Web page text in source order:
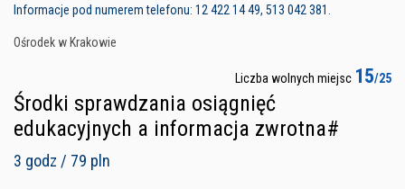
Informacje pod numerem telefonu: 12 422 14 49, 513 042 381.
Ośrodek w Krakowie
Liczba wolnych miejsc 15/25
Środki sprawdzania osiągnięć
edukacyjnych a informacja zwrotna#
3 godz / 79 pln